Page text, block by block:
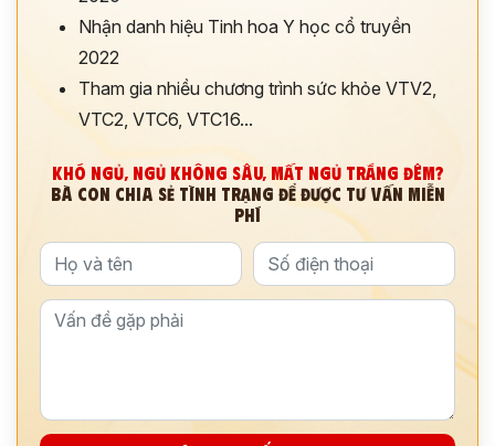
Nhận danh hiệu Tinh hoa Y học cổ truyền
2022
Tham gia nhiều chương trình sức khỏe VTV2,
VTC2, VTC6, VTC16...
KHÓ NGỦ, NGỦ KHÔNG SÂU, MẤT NGỦ TRẮNG ĐÊM?
BÀ CON CHIA SẺ TÌNH TRẠNG ĐỂ ĐƯỢC TƯ VẤN MIỄN
PHÍ
ĐĂNG KÝ TƯ VẤN
THĂM KHÁM
*